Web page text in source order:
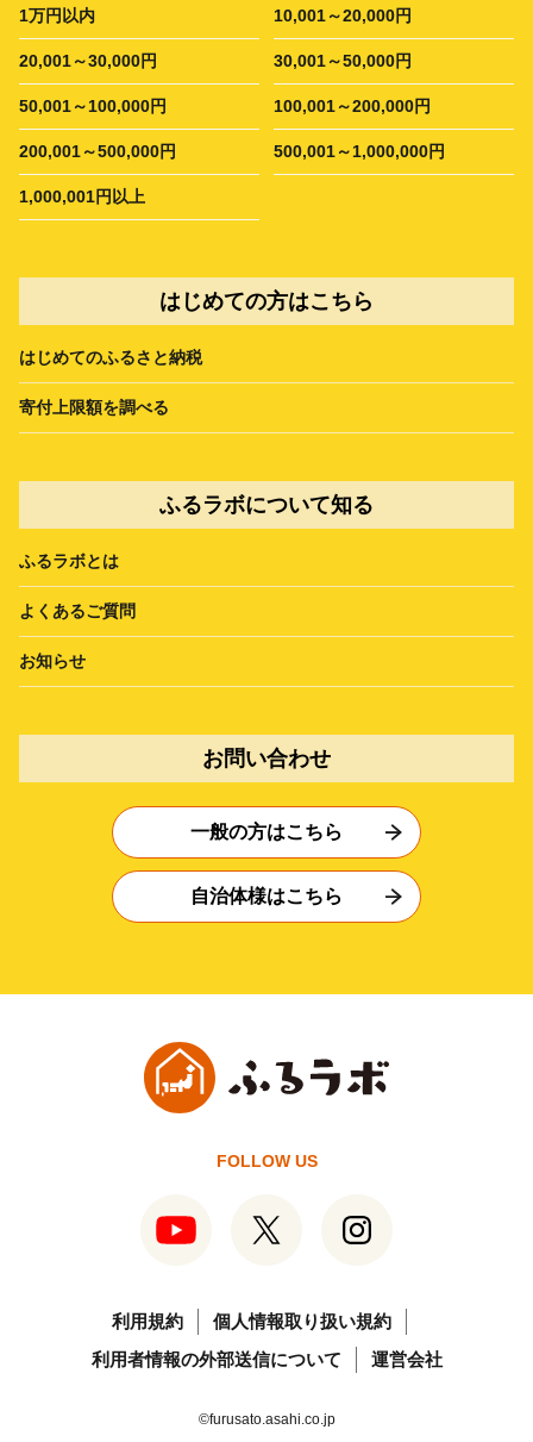
1万円以内 10,001～20,000円
20,001～30,000円 30,001～50,000円
50,001～100,000円 100,001～200,000円
200,001～500,000円 500,001～1,000,000円
1,000,001円以上
はじめての方はこちら
はじめてのふるさと納税
寄付上限額を調べる
ふるラボについて知る
ふるラボとは
よくあるご質問
お知らせ
お問い合わせ
一般の方はこちら
自治体様はこちら
FOLLOW US
利用規約
個人情報取り扱い規約
利用者情報の外部送信について
運営会社
©furusato.asahi.co.jp